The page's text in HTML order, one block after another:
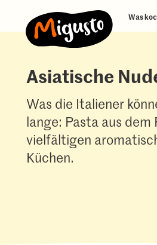
Was
Asiatische
Was die Italiener
lange: Pasta aus
vielfältigen
Küchen.